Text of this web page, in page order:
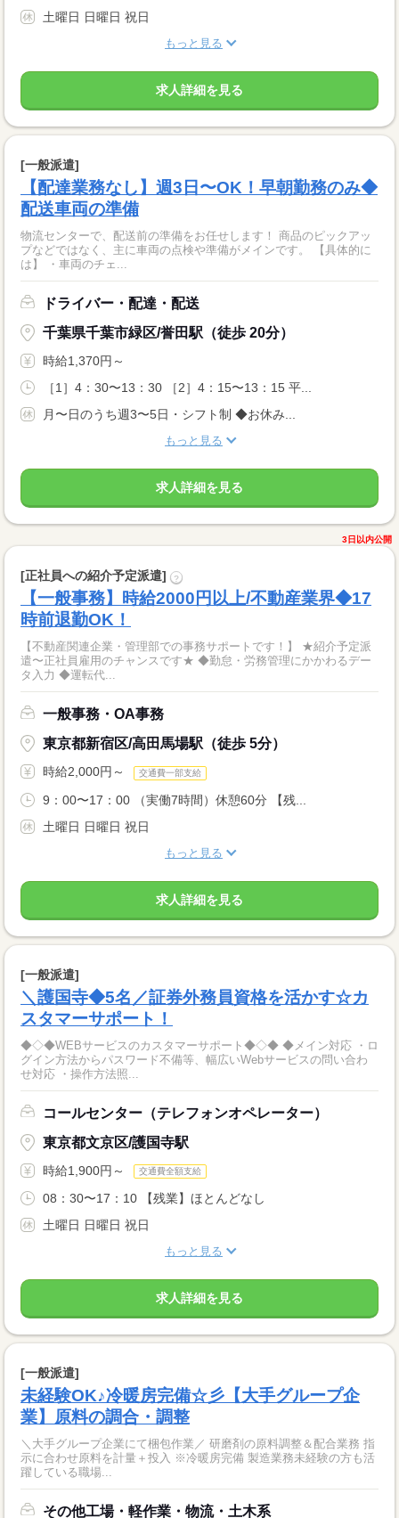
土曜日 日曜日 祝日
もっと見る
求人詳細を見る
[一般派遣]
【配達業務なし】週3日〜OK！早朝勤務のみ◆
配送車両の準備
物流センターで、配送前の準備をお任せします！ 商品のピックアッ
プなどではなく、主に車両の点検や準備がメインです。 【具体的に
は】 ・車両のチェ...
ドライバー・配達・配送
千葉県千葉市緑区/誉田駅（徒歩 20分）
時給1,370円～
［1］4：30〜13：30 ［2］4：15〜13：15 平...
月〜日のうち週3〜5日・シフト制 ◆お休み...
もっと見る
求人詳細を見る
3日以内公開
[正社員への紹介予定派遣] ?
【一般事務】時給2000円以上/不動産業界◆17
時前退勤OK！
【不動産関連企業・管理部での事務サポートです！】 ★紹介予定派
遣〜正社員雇用のチャンスです★ ◆勤怠・労務管理にかかわるデー
タ入力 ◆運転代...
一般事務・OA事務
東京都新宿区/高田馬場駅（徒歩 5分）
時給2,000円～ 交通費一部支給
9：00〜17：00 （実働7時間）休憩60分 【残...
土曜日 日曜日 祝日
もっと見る
求人詳細を見る
[一般派遣]
＼護国寺◆5名／証券外務員資格を活かす☆カ
スタマーサポート！
◆◇◆WEBサービスのカスタマーサポート◆◇◆ ◆メイン対応 ・ロ
グイン方法からパスワード不備等、幅広いWebサービスの問い合わ
せ対応 ・操作方法照...
コールセンター（テレフォンオペレーター）
東京都文京区/護国寺駅
時給1,900円～ 交通費全額支給
08：30〜17：10 【残業】ほとんどなし
土曜日 日曜日 祝日
もっと見る
求人詳細を見る
[一般派遣]
未経験OK♪冷暖房完備☆彡【大手グループ企
業】原料の調合・調整
＼大手グループ企業にて梱包作業／ 研磨剤の原料調整＆配合業務 指
示に合わせ原料を計量＋投入 ※冷暖房完備 製造業務未経験の方も活
躍している職場...
その他工場・軽作業・物流・土木系